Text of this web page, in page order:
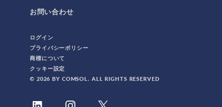
お問い合わせ
ログイン
プライバシーポリシー
商標について
クッキー設定
© 2026 BY COMSOL. ALL RIGHTS RESERVED